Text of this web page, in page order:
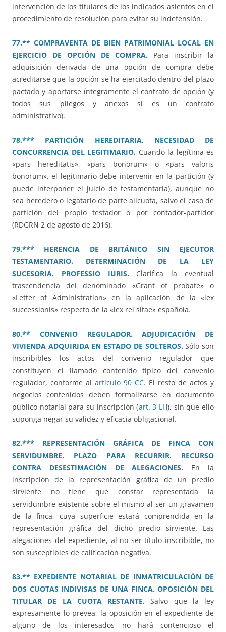
intervención de los titulares de los indicados asientos en el
procedimiento de resolución para evitar su indefensión.
77.** COMPRAVENTA DE BIEN PATRIMONIAL LOCAL EN
EJERCICIO DE OPCIÓN DE COMPRA. Para inscribir la
adquisición derivada de una opción de compra debe
acreditarse que la opción se ha ejercitado dentro del plazo
pactado y aportarse íntegramente el contrato de opción (y
todos sus pliegos y anexos si es un contrato
administrativo).
78.*** PARTICIÓN HEREDITARIA. NECESIDAD DE
CONCURRENCIA DEL LEGITIMARIO. Cuando la legítima es
«pars hereditatis», «pars bonorum» o «pars valoris
bonorum», el legitimario debe intervenir en la partición (y
puede interponer el juicio de testamentaría), aunque no
sea heredero o legatario de parte alícuota, salvo el caso de
partición del propio testador o por contador-partidor
(RDGRN 2 de agosto de 2016).
79.*** HERENCIA DE BRITÁNICO SIN EJECUTOR
TESTAMENTARIO. DETERMINACIÓN DE LA LEY
SUCESORIA. PROFESSIO IURIS.Clarifica la eventual
trascendencia del denominado «Grant of probate» o
«Letter of Administration» en la aplicación de la «lex
successionis» respecto de la «lex rei sitae» española.
80.** CONVENIO REGULADOR.
ADJUDICACIÓN DE
VIVIENDA ADQUIRIDA EN ESTADO DE SOLTEROS.Sólo son
inscribibles los actos del convenio regulador que
constituyen el llamado contenido típico del convenio
regulador, conforme al artículo 90 CC. El resto de actos y
negocios contenidos deben formalizarse en documento
público notarial para su inscripción (art. 3 LH), sin que ello
suponga negar su validez y eficacia obligacional.
82.*** REPRESENTACIÓN GRÁFICA DE FINCA CON
SERVIDUMBRE. PLAZO PARA RECURRIR. RECURSO
CONTRA DESESTIMACIÓN DE ALEGACIONES. En la
inscripción de la representación gráfica de un predio
sirviente no tiene que constar representada la
servidumbre existente sobre el mismo al ser un gravamen
de la finca, cuya superficie estará comprendida en la
representación gráfica del dicho predio sirviente. Las
alegaciones del expediente, al no ser título inscribible, no
son susceptibles de calificación negativa.
83.** EXPEDIENTE NOTARIAL DE INMATRICULACIÓN DE
DOS CUOTAS INDIVISAS DE UNA FINCA. OPOSICIÓN DEL
TITULAR DE LA CUOTA RESTANTE. Salvo que la ley
expresamente lo prevea, la oposición en el expediente de
alguno de los interesados no hará contencioso el